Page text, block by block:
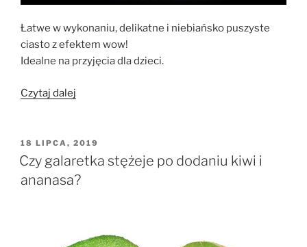
Łatwe w wykonaniu, delikatne i niebiańsko puszyste
ciasto z efektem wow!
Idealne na przyjęcia dla dzieci.
Czytaj dalej
OPUBLIKOWANE
W
18 LIPCA, 2019
Czy galaretka stężeje po dodaniu kiwi i
ananasa?